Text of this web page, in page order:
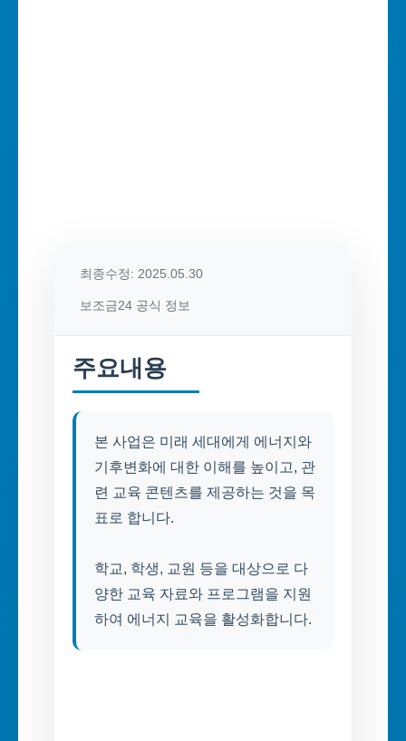
최종수정: 2025.05.30
보조금24 공식 정보
주요내용
본 사업은 미래 세대에게 에너지와
기후변화에 대한 이해를 높이고, 관
련 교육 콘텐츠를 제공하는 것을 목
표로 합니다.
학교, 학생, 교원 등을 대상으로 다
양한 교육 자료와 프로그램을 지원
하여 에너지 교육을 활성화합니다.